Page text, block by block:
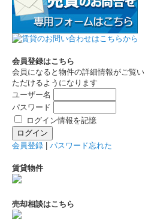
会員登録はこちら
会員になると物件の詳細情報がご覧い
ただけるようになります
ユーザー名
パスワード
ログイン情報を記憶
会員登録 | パスワード忘れた
賃貸物件
売却相談はこちら